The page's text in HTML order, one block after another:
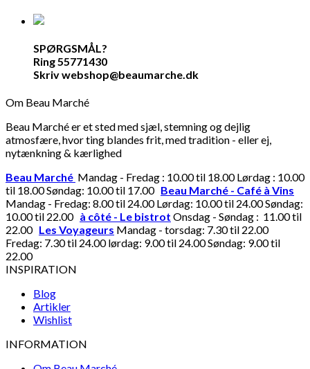
SPØRGSMÅL?
Ring 55771430
Skriv webshop@beaumarche.dk
Om Beau Marché
Beau Marché er et sted med sjæl, stemning og dejlig
atmosfære, hvor ting blandes frit, med tradition - eller ej,
nytænkning & kærlighed
Beau Marché Mandag - Fredag : 10.00 til 18.00 Lørdag : 10.00
til 18.00 Søndag: 10.00 til 17.00 Beau Marché - Café à Vins
Mandag - Fredag: 8.00 til 24.00 Lørdag: 10.00 til 24.00 Søndag:
10.00 til 22.00 à côté - Le bistrot Onsdag - Søndag : 11.00 til
22.00 Les Voyageurs Mandag - torsdag: 7.30 til 22.00
Fredag: 7.30 til 24.00 lørdag: 9.00 til 24.00 Søndag: 9.00 til
22.00
INSPIRATION
Blog
Artikler
Wishlist
INFORMATION